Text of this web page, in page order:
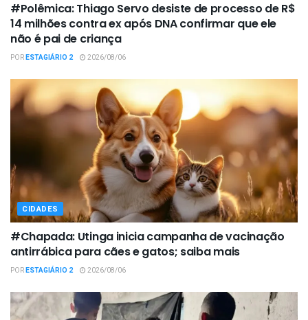
#Polêmica: Thiago Servo desiste de processo de R$
14 milhões contra ex após DNA confirmar que ele
não é pai de criança
PORESTAGIÁRIO 2 2026/08/06
CIDADES
#Chapada: Utinga inicia campanha de vacinação
antirrábica para cães e gatos; saiba mais
PORESTAGIÁRIO 2 2026/08/06